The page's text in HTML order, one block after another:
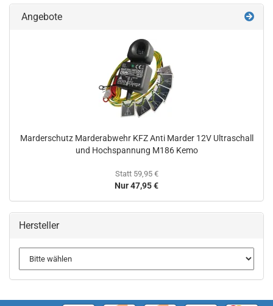
Angebote
Marderschutz Marderabwehr KFZ Anti Marder 12V Ultraschall
und Hochspannung M186 Kemo
Statt 59,95 €
Nur 47,95 €
Hersteller